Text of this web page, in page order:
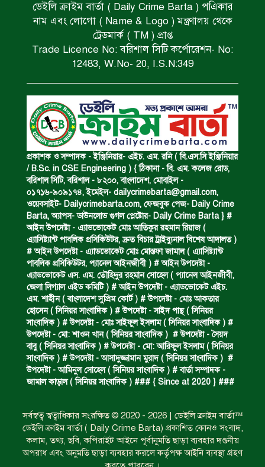
পানিতে ডুবে এক ছাত্রের মৃত্যু।
ঝুলন্ত মরদেহ উদ্ধার।
অবৈধ ঘের নির্মাণে আটক।
একজন সড়ক দুর্ঘটনায় নিহত ও দুইজন আহত।
ডাকাত দলের সদস্য গ্রেফতার।
ঝুলন্ত মরদেহ উদ্ধার।
প্রধান আসামির মৃত্যুদণ্ড।
গ্রেফতারের দাবিতে মানববন্ধন ও বিক্ষোভ।
কারেন্ট জাল জব্দ এবং ধ্বংস।
গাঁজা চাষে গ্রেফতার।
ডেইলি ক্রাইম বার্তা ( Daily Crime Barta ) পএিকার
নাম এবং লোগো ( Name & Logo ) মন্ত্রণালয় থেকে
ট্রেডমার্ক ( TM ) প্রাপ্ত
Trade Licence No: বরিশাল সিটি কর্পোরেশন- No:
12483, W.No- 20, I.S.N:349
প্রকাশক ও সম্পাদক - ইঞ্জিনিয়ার- এইচ. এম. রনি ( বি.এস.সি ইঞ্জিনিয়ার
/ B.Sc. in CSE Engineering ) { ঠিকানা - বি. এম. কলেজ রোড,
বরিশাল সিটি, বরিশাল - ৮২০০, বাংলাদেশ, মোবাইল -
০১৭১৬-৯০৯১৭৪, ইমেইল- dailycrimebarta@gmail.com,
ওয়েবসাইট- Dailycrimebarta.com, ফেজবুক পেজ- Daily Crime
Barta, অ‍্যাপস- ডাউনলোড গুগল প্লেষ্টোর- Daily Crime Barta } #
আইন উপদেষ্টা - এ্যাডভোকেট মোঃ আতিকুর রহমান রিয়াজ (
এ‍্যাসিষ্ট‍্যান্ট পাবলিক প্রসিকিউটর, দ্রুত বিচার ট্রাইব্যুনাল বিশেষ আদালত )
# আইন উপদেষ্টা - এ্যাডভোকেট মোঃ মোস্তফা জামাল ( এ‍্যাসিষ্ট‍্যান্ট
পাবলিক প্রসিকিউটর, প‍্যানেল আইনজীবী ) # আইন উপদেষ্টা -
এ্যাডভোকেট এস. এম. তৌহিদুর রহমান সোহেল ( প‍্যানেল আইনজীবী,
জেলা লিগ্যাল এইড কমিটি ) # আইন উপদেষ্টা - এ্যাডভোকেট এইচ.
এম. শাহীন ( বাংলাদেশ সুপ্রিম কোর্ট ) # উপদেষ্টা - মোঃ আকতার
হোসেন ( সিনিয়র সাংবাদিক ) # উপদেষ্টা - সাইদ পান্থ ( সিনিয়র
সাংবাদিক ) # উপদেষ্টা - মোঃ সাইফুল ইসলাম ( সিনিয়র সাংবাদিক ) #
উপদেষ্টা - মো: শাওন খান ( সিনিয়র সাংবাদিক ) # উপদেষ্টা - সৈয়দ
বাবু ( সিনিয়র সাংবাদিক ) # উপদেষ্টা - মো: আরিফুল ইসলাম ( সিনিয়র
সাংবাদিক ) # উপদেষ্টা - আসাদুজ্জামান মুরাদ ( সিনিয়র সাংবাদিক ) #
উপদেষ্টা - আমিনুল সোহেল ( সিনিয়র সাংবাদিক ) # বার্তা সম্পাদক -
জামাল কাড়াল ( সিনিয়র সাংবাদিক ) ### { Since at 2020 } ###
সর্বস্বত্ব স্বত্বাধিকার সংরক্ষিত © 2020 - 2026 | ডেইলি ক্রাইম বার্তা™
ডেইলি ক্রাইম বার্তা ( Daily Crime Barta) প্রকাশিত কোনও সংবাদ,
কলাম, তথ্য, ছবি, কপিরাইট আইনে পূর্বানুমতি ছাড়া ব্যবহার দণ্ডনীয়
অপরাধ এবং অনুমতি ছাড়া ব্যবহার করলে কর্তৃপক্ষ আইনি ব্যবস্থা গ্রহণ